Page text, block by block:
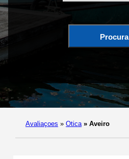
Procura
Avaliaçoes » Otica » Aveiro